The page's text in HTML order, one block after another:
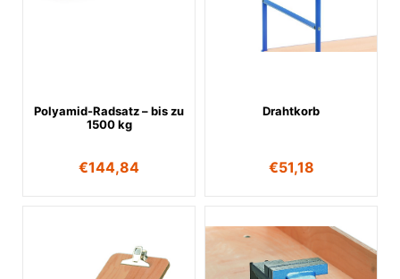
Polyamid-Radsatz – bis zu
1500 kg
€144,84
Drahtkorb
€51,18